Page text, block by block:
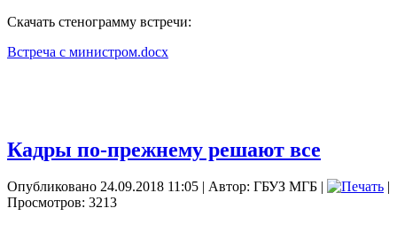
Скачать стенограмму встречи:
Встреча с министром.docx
Кадры по-прежнему решают все
Опубликовано 24.09.2018 11:05 | Автор: ГБУЗ МГБ |
|
Просмотров: 3213